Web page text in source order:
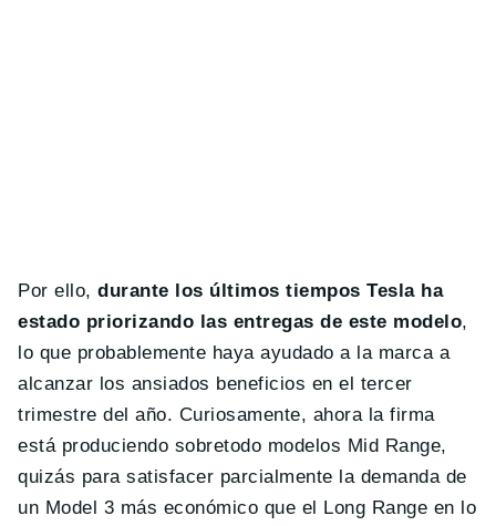
Por ello,durante los últimos tiempos Tesla ha
estado priorizando las entregas de este modelo,
lo que probablemente haya ayudado a la marca a
alcanzar los ansiados beneficios en el tercer
trimestre del año. Curiosamente, ahora la firma
está produciendo sobretodo modelos Mid Range,
quizás para satisfacer parcialmente la demanda de
un Model 3 más económico que el Long Range en lo